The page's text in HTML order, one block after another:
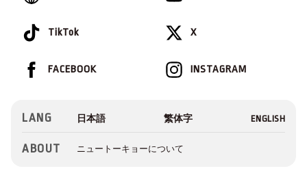
TikTok X
INSTAGRAM
FACEBOOK
LANG
ABOUT ニュートーキョーについて